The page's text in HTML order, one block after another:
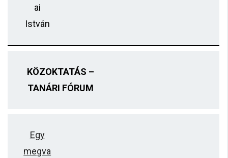
ai
István
KÖZOKTATÁS –
TANÁRI FÓRUM
Egy
megva